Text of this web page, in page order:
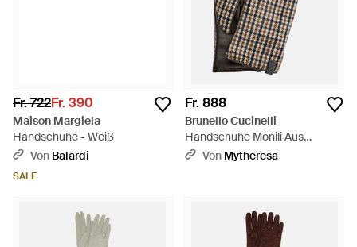
Fr. 722Fr. 390
Maison Margiela
Handschuhe - Weiß
Von Balardi
SALE
Fr. 888
Brunello Cucinelli
Handschuhe Monili Aus
Schurwolle Mit Leder - Schwarz
Von Mytheresa